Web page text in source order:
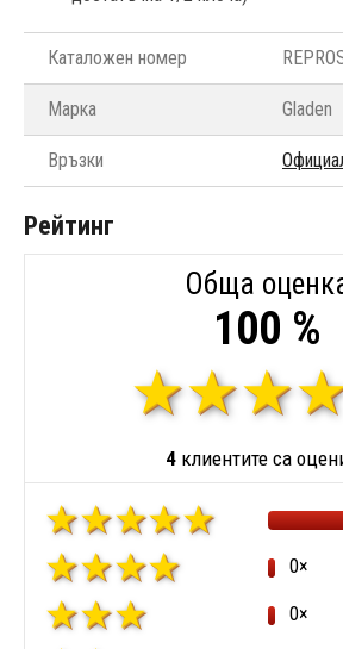
Каталожен номер
Марка Gladen
Връзки
Рейтинг
Обща
100 %
4клиентите са
0×
0×